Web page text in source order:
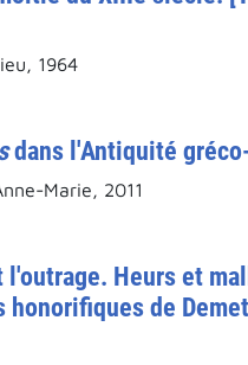
1964
dans l'Antiquité
Marie, 2011
l'outrage. Heurs et
honorifiques de